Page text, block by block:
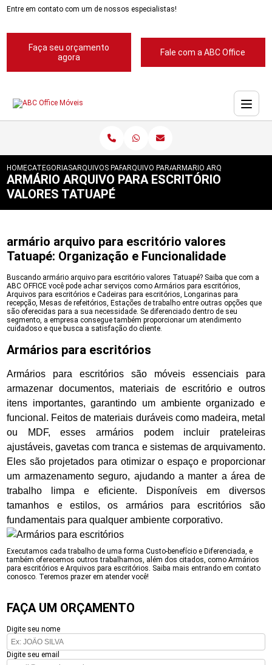
Entre em contato com um de nossos especialistas!
Faça seu orçamento
agora
Fale com a ABC Office
HOMECATEGORIASARQUIVOS PARA ESCRITORIOS
ARQUIVO PARA ESCRITORIO
ARMARIO ARQUIVO PARA
ARMÁRIO ARQUIVO PARA ESCRITÓRIO
VALORES TATUAPÉ
armário arquivo para escritório valores
Tatuapé: Organização e Funcionalidade
Buscando armário arquivo para escritório valores Tatuapé? Saiba que com a
ABC OFFICE você pode achar serviços como Armários para escritórios,
Arquivos para escritórios e Cadeiras para escritórios, Longarinas para
recepção, Mesas de refeitórios, Estações de trabalho entre outras opções que
são oferecidas para a sua necessidade. Se diferenciado dentro de seu
segmento, a empresa consegue também proporcionar um atendimento
cuidadoso e que busca a satisfação do cliente.
Armários para escritórios
Armários para escritórios são móveis essenciais para
armazenar documentos, materiais de escritório e outros
itens importantes, garantindo um ambiente organizado e
funcional. Feitos de materiais duráveis como madeira, metal
ou MDF, esses armários podem incluir prateleiras
ajustáveis, gavetas com tranca e sistemas de arquivamento.
Eles são projetados para otimizar o espaço e proporcionar
um armazenamento seguro, ajudando a manter a área de
trabalho limpa e eficiente. Disponíveis em diversos
tamanhos e estilos, os armários para escritórios são
fundamentais para qualquer ambiente corporativo.
Executamos cada trabalho de uma forma Custo-benefício e Diferenciada, e
também oferecemos outros trabalhamos, além dos citados, como Armários
para escritórios e Arquivos para escritórios. Saiba mais entrando em contato
conosco. Teremos prazer em atender você!
FAÇA UM ORÇAMENTO
Digite seu nome
Digite seu email